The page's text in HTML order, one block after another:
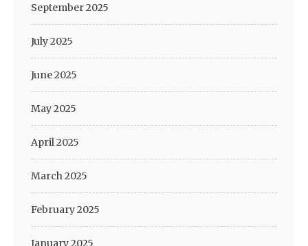
September 2025
July 2025
June 2025
May 2025
April 2025
March 2025
February 2025
January 2025